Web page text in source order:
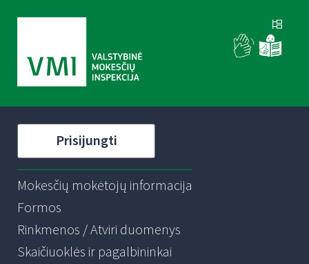
Prisijungti
Mokesčių mokėtojų informacija
Formos
Rinkmenos / Atviri duomenys
Skaičiuoklės ir pagalbininkai